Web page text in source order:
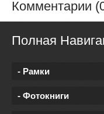
Комментарии
Полная
- Рамки
- Фотокниги